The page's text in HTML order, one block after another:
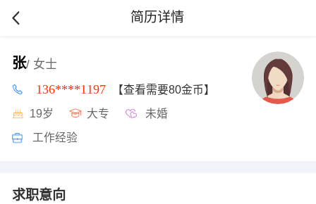
简历详情
张/ 女士
136****1197 【查看需要80金币】
19岁 大专 未婚
工作经验
求职意向